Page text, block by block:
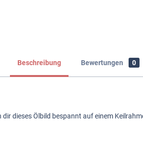
Beschreibung Bewertungen 0
dieses Ölbild bespannt auf einem